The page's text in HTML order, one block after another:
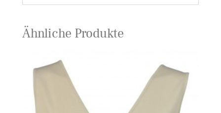
Ähnliche Produkte